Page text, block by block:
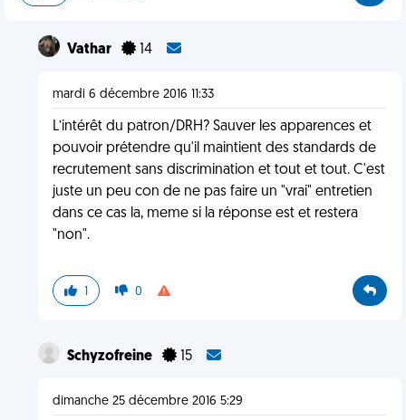
Vathar 14
mardi 6 décembre 2016 11:33
L’intérêt du patron/DRH? Sauver les apparences et
pouvoir prétendre qu'il maintient des standards de
recrutement sans discrimination et tout et tout. C'est
juste un peu con de ne pas faire un "vrai" entretien
dans ce cas la, meme si la réponse est et restera
"non".
1 0
Schyzofreine 15
dimanche 25 décembre 2016 5:29